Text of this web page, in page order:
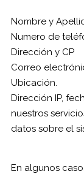
Nombre y
Numero de
Dirección y CP
Correo
Ubicación.
Dirección IP,
nuestros
datos sobre el
En algunos